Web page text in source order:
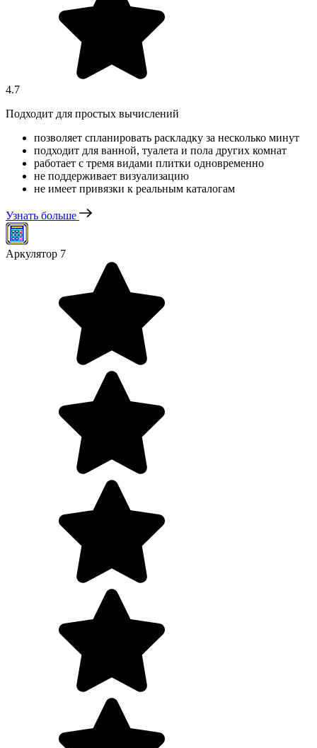
4.7
Подходит для простых вычислений
позволяет спланировать раскладку за несколько минут
подходит для ванной, туалета и пола других комнат
работает с тремя видами плитки одновременно
не поддерживает визуализацию
не имеет привязки к реальным каталогам
Узнать больше
Аркулятор 7